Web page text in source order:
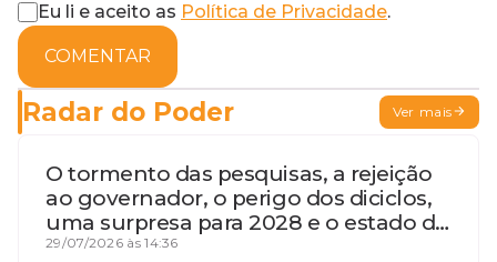
Eu li e aceito as Política de Privacidade.
COMENTAR
Radar do Poder Ver mais
O tormento das pesquisas, a rejeição
ao governador, o perigo dos diciclos,
uma surpresa para 2028 e o estado de
terceira guerra mundial
29/07/2026 às 14:36